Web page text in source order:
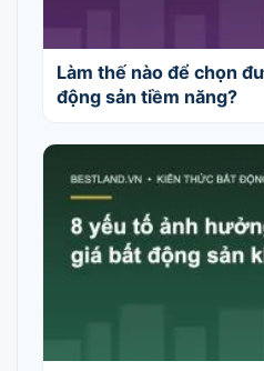
Làm thế nào để chọn
động sản tiềm năng?